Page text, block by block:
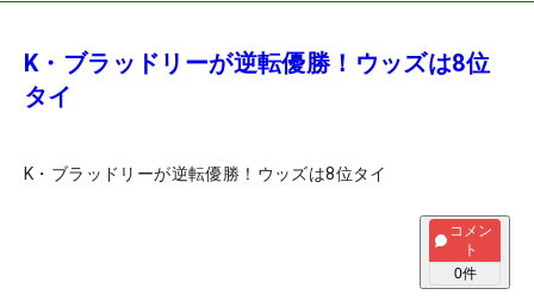
K・ブラッドリーが逆転優勝！ウッズは8位
タイ
K・ブラッドリーが逆転優勝！ウッズは8位タイ
コメン
ト
0件